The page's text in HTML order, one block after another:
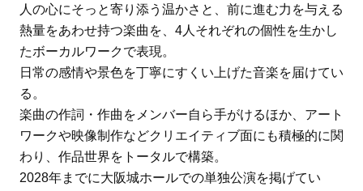
人の心にそっと寄り添う温かさと、前に進む力を与える
熱量をあわせ持つ楽曲を、4人それぞれの個性を生かし
たボーカルワークで表現。
日常の感情や景色を丁寧にすくい上げた音楽を届けてい
る。
楽曲の作詞・作曲をメンバー自ら手がけるほか、アート
ワークや映像制作などクリエイティブ面にも積極的に関
わり、作品世界をトータルで構築。
2028年までに大阪城ホールでの単独公演を掲げてい